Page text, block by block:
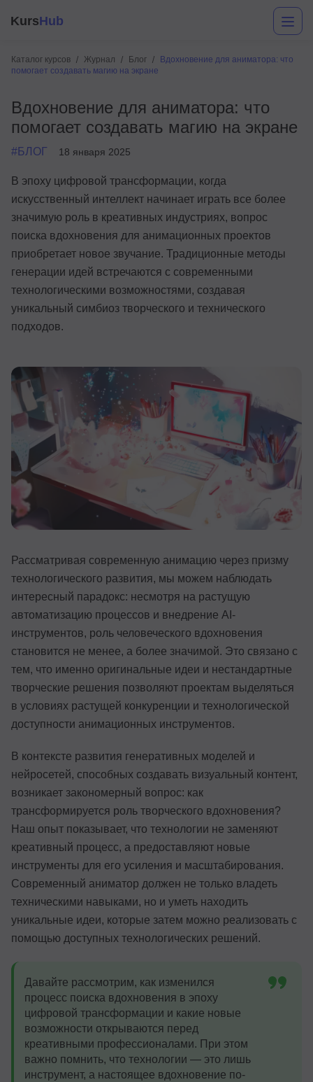
KursHub
Каталог курсов Журнал Блог
Вдохновение для аниматора: что
помогает создавать магию на экране
Вдохновение для аниматора: что
помогает создавать магию на экране
#БЛОГ 18 января 2025
В эпоху цифровой трансформации, когда
искусственный интеллект начинает играть все более
значимую роль в креативных индустриях, вопрос
поиска вдохновения для анимационных проектов
приобретает новое звучание. Традиционные методы
генерации идей встречаются с современными
технологическими возможностями, создавая
уникальный симбиоз творческого и технического
подходов.
Рассматривая современную анимацию через призму
технологического развития, мы можем наблюдать
интересный парадокс: несмотря на растущую
автоматизацию процессов и внедрение AI-
инструментов, роль человеческого вдохновения
становится не менее, а более значимой. Это связано с
тем, что именно оригинальные идеи и нестандартные
творческие решения позволяют проектам выделяться
в условиях растущей конкуренции и технологической
доступности анимационных инструментов.
В контексте развития генеративных моделей и
нейросетей, способных создавать визуальный контент,
возникает закономерный вопрос: как
трансформируется роль творческого вдохновения?
Наш опыт показывает, что технологии не заменяют
креативный процесс, а предоставляют новые
инструменты для его усиления и масштабирования.
Современный аниматор должен не только владеть
техническими навыками, но и уметь находить
уникальные идеи, которые затем можно реализовать с
помощью доступных технологических решений.
Давайте рассмотрим, как изменился
процесс поиска вдохновения в эпоху
цифровой трансформации и какие новые
возможности открываются перед
креативными профессионалами. При этом
важно помнить, что технологии — это лишь
инструмент, а настоящее вдохновение по-
Маркетинг
Дизайн
Аналитика
Менеджмент
Иностранные языки
ДПО
Детям
Акции и промокоды
Рейтинг онлайн-школ